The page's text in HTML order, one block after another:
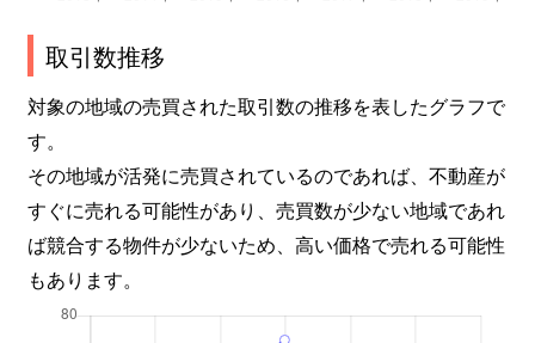
取引数推移
対象の地域の売買された取引数の推移を表したグラフで
す。
その地域が活発に売買されているのであれば、不動産が
すぐに売れる可能性があり、売買数が少ない地域であれ
ば競合する物件が少ないため、高い価格で売れる可能性
もあります。